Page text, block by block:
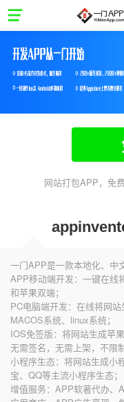
网站打包APP，免
一门APP是一款本地化、中
APP移动端开发：一键在线
和苹果双端；
PC电脑端开发：在线将网
MACOS系统、linux系统；
IOS免签版：将网站生成苹
无需签名，无需上架，不限
小程序生态：将网站生成小
宝、QQ等主流小程序生态；
增值服务：APP软著代办、